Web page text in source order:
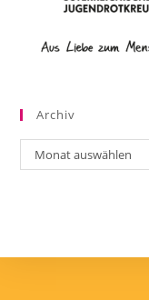
Archiv
Monat auswählen